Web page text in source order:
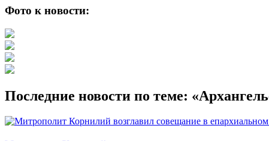
Фото к новости:
Последние новости по теме: